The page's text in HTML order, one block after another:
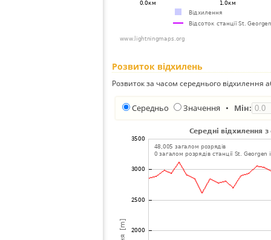
Розвиток відхилень
Розвиток за часом середнього відхилення
Середньо Значення • Мін: